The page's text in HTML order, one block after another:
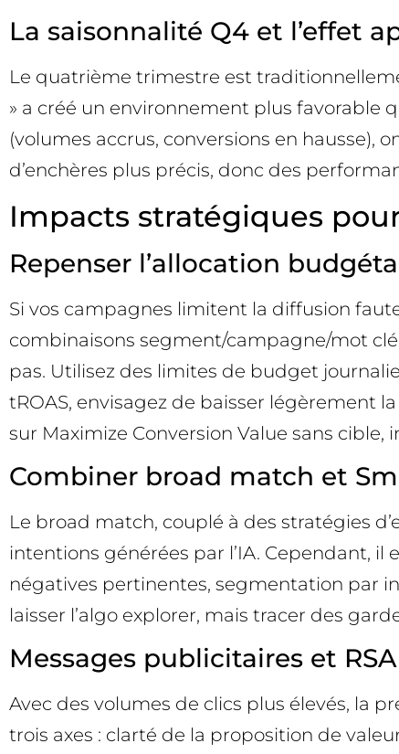
La saisonnalité Q4 et l’effet
Le quatrième trimestre est
» a créé un environnement plus favorable
(volumes accrus, conversions en hausse),
d’enchères plus précis, donc des
Impacts stratégiques
Repenser l’allocation
Si vos campagnes limitent la diffusion
combinaisons segment/campagne/mot
pas. Utilisez des limites de budget
tROAS, envisagez de baisser légèrement
sur Maximize Conversion Value sans cible,
Combiner broad match et
Le broad match, couplé à des stratégies
intentions générées par l’IA. Cependant,
négatives pertinentes, segmentation par
laisser l’algo explorer, mais tracer des
Messages publicitaires et
Avec des volumes de clics plus élevés, la
trois axes : clarté de la proposition de